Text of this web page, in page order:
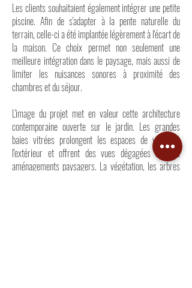
Les clients souhaitaient également intégrer une petite
piscine. Afin de s'adapter à la pente naturelle du
terrain, celle-ci a été implantée légèrement à l'écart de
la maison. Ce choix permet non seulement une
meilleure intégration dans le paysage, mais aussi de
limiter les nuisances sonores à proximité des
chambres et du séjour.
L'image du projet met en valeur cette architecture
contemporaine ouverte sur le jardin. Les grandes
baies vitrées prolongent les espaces de vie vers
l'extérieur et offrent des vues dégagées sur les
aménagements paysagers. La végétation, les arbres